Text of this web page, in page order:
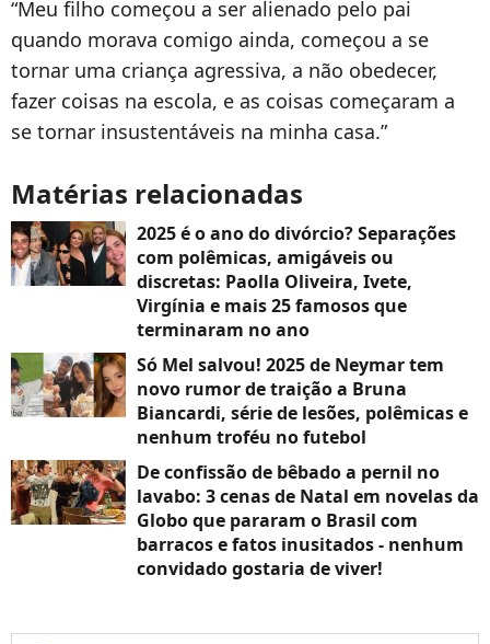
“Meu filho começou a ser alienado pelo pai
quando morava comigo ainda, começou a se
tornar uma criança agressiva, a não obedecer,
fazer coisas na escola, e as coisas começaram a
se tornar insustentáveis na minha casa.”
Matérias relacionadas
2025 é o ano do divórcio? Separações
com polêmicas, amigáveis ou
discretas: Paolla Oliveira, Ivete,
Virgínia e mais 25 famosos que
terminaram no ano
Só Mel salvou! 2025 de Neymar tem
novo rumor de traição a Bruna
Biancardi, série de lesões, polêmicas e
nenhum troféu no futebol
De confissão de bêbado a pernil no
lavabo: 3 cenas de Natal em novelas da
Globo que pararam o Brasil com
barracos e fatos inusitados - nenhum
convidado gostaria de viver!